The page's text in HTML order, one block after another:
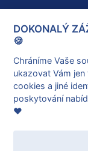
O nás
Vše o nákupu
Reklamace a
Obchodní
Ochrana
DOKONALÝ
🍪
Chráníme Vaše
ukazovat Vám
cookies a jiné
poskytování
❤️